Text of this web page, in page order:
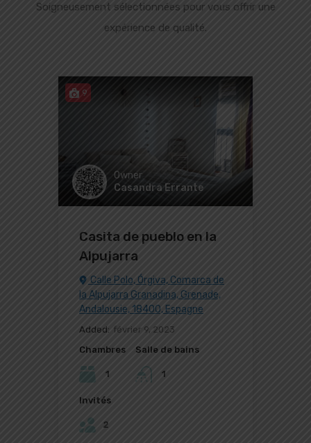
Soigneusement sélectionnées pour vous offrir une
expérience de qualité.
9
Owner
Casandra Errante
Casita de pueblo en la
Alpujarra
Calle Polo, Órgiva, Comarca de
la Alpujarra Granadina, Grenade,
Andalousie, 18400, Espagne
Added: février 9, 2023
Chambres
1
Salle de bains
1
Invités
2